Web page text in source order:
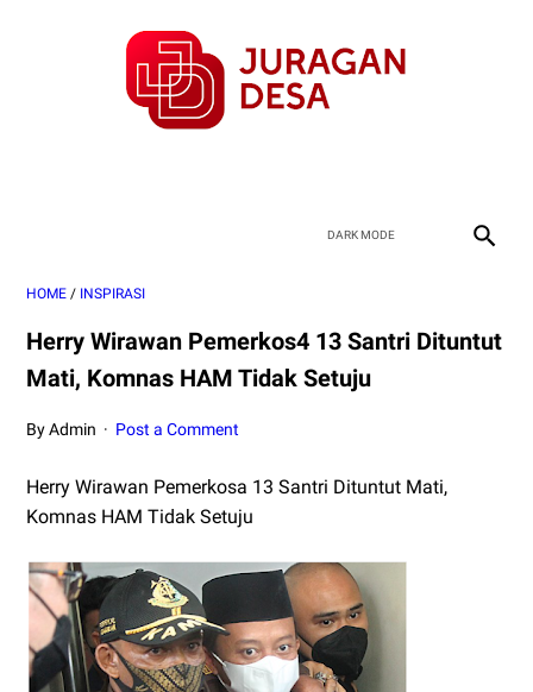
HOME / INSPIRASI
Herry Wirawan Pemerkos4 13 Santri Dituntut
Mati, Komnas HAM Tidak Setuju
By Admin Post a Comment
Herry Wirawan Pemerkosa 13 Santri Dituntut Mati,
Komnas HAM Tidak Setuju